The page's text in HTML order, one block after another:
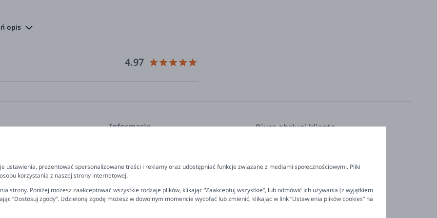
będzie o wiele prostsze.
Apteczna 6, 05-075 Warszawa-Wesoła tel. 22 643 93 89
opis
4.97
polityka prywatności
Informacje
Newsletter
Kontakt
Ustawienia plików cookies
Biuro obsługi klienta
+48 694 596 187
ustawienia, prezentować spersonalizowane treści i reklamy oraz udostępniać funkcje związane z mediami społecznościowymi. Pliki
korzystania z naszej strony internetowej.
strony. Poniżej możesz zaakceptować wszystkie rodzaje plików, klikając “Zaakceptuj wszystkie”, lub odmówić ich używania (z wyjątkiem
“Dostosuj zgody”. Udzieloną zgodę możesz w dowolnym momencie wycofać lub zmienić, klikając w link “Ustawienia plików cookies” na